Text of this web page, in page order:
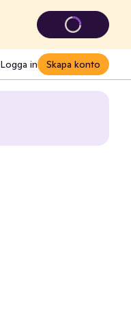
Logga in Skapa konto